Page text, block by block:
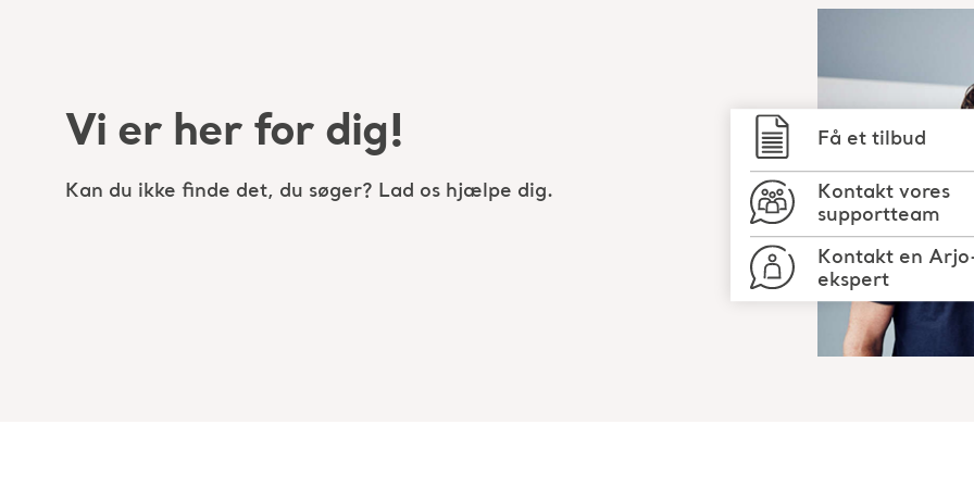
Vi er her for dig!
Kan du ikke finde det, du søger? Lad os hjælpe dig.
Få et tilbud
Kontakt vores
supportteam
Kontakt en
ekspert